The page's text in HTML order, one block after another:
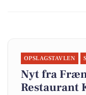
OPSLAGSTAVLEN
Nyt fra
Restaurant